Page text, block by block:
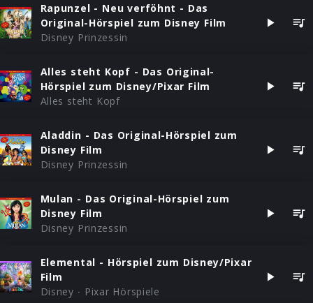
Rapunzel - Neu verföhnt - Das
Original-Hörspiel zum Disney Film
Disney Prinzessin
Alles steht Kopf - Das Original-
Hörspiel zum Disney/Pixar Film
Alles steht Kopf
Aladdin - Das Original-Hörspiel zum
Disney Film
Disney Prinzessin
Mulan - Das Original-Hörspiel zum
Disney Film
Disney Prinzessin
Elemental - Hörspiel zum Disney/Pixar
Film
Disney ∙ Pixar Hörspiele